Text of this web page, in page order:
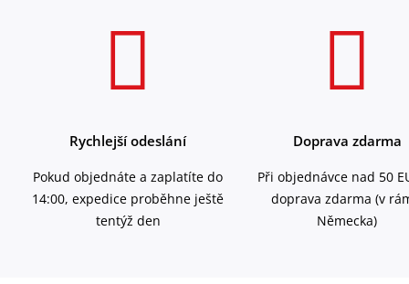
Rychlejší odeslání
Pokud objednáte a zaplatíte do
14:00, expedice proběhne ještě
tentýž den
Doprava zdarma
Při objednávce nad 50
doprava zdarma (v
Německa)